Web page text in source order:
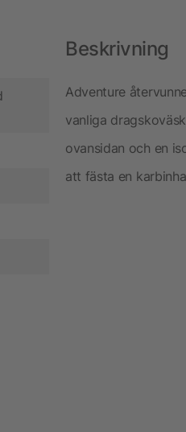
Beskrivning
Adventure
vanliga
ovansidan och en
att fästa en